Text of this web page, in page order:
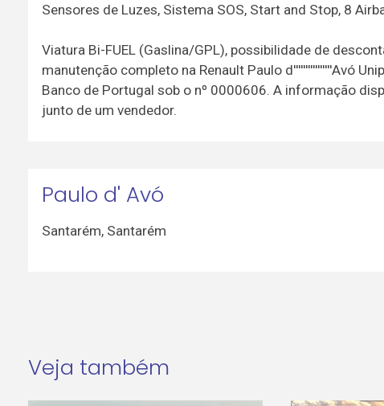
Sensores de Luzes, Sistema SOS, Start and Stop, 8
Viatura Bi-FUEL (Gaslina/GPL), possibilidade de
manutenção completo na Renault Paulo d''''''''''''''''Avó
Banco de Portugal sob o nº 0000606. A informação
junto de um vendedor.
Paulo d' Avó
Santarém, Santarém
Veja também